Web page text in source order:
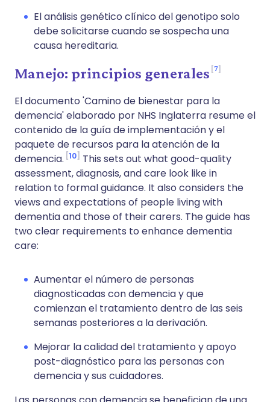
El análisis genético clínico del genotipo solo
debe solicitarse cuando se sospecha una
causa hereditaria.
Manejo: principios generales 7
El documento 'Camino de bienestar para la
demencia' elaborado por NHS Inglaterra resume el
contenido de la guía de implementación y el
paquete de recursos para la atención de la
demencia. 10
This sets out what good-quality
assessment, diagnosis, and care look like in
relation to formal guidance. It also considers the
views and expectations of people living with
dementia and those of their carers. The guide has
two clear requirements to enhance dementia
care:
Aumentar el número de personas
diagnosticadas con demencia y que
comienzan el tratamiento dentro de las seis
semanas posteriores a la derivación.
Mejorar la calidad del tratamiento y apoyo
post-diagnóstico para las personas con
demencia y sus cuidadores.